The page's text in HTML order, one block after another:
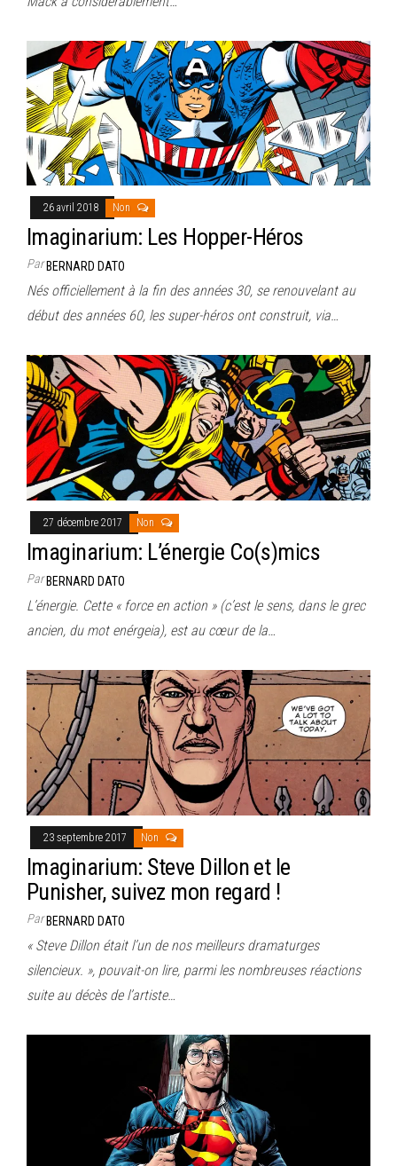
26 avril 2018 Non
Imaginarium: Les Hopper-Héros
ParBERNARD DATO
Nés officiellement à la fin des années 30, se renouvelant au
début des années 60, les super-héros ont construit, via…
27 décembre 2017 Non
Imaginarium: L’énergie Co(s)mics
ParBERNARD DATO
L’énergie. Cette « force en action » (c’est le sens, dans le grec
ancien, du mot enérgeia), est au cœur de la…
23 septembre 2017 Non
Imaginarium: Steve Dillon et le
Punisher, suivez mon regard !
ParBERNARD DATO
« Steve Dillon était l’un de nos meilleurs dramaturges
silencieux. », pouvait-on lire, parmi les nombreuses réactions
suite au décès de l’artiste…